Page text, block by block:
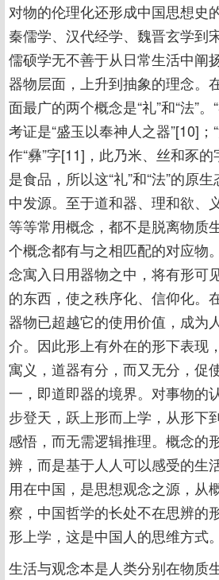
对物的伦理化还形成中国思想史
秦儒学、汉代经学、魏晋玄学到
儒硕学无不善于从日常生活中阐
器物层面，上升到抽象的理念。
面最广的两个概念是“礼”和“法”
考证是“盛玉以奉神人之器”[10]；
作“彝”字[11]，此乃米、丝和豕
是食品，所以这“礼”和“法”的原
中发源。至于道和器、理和欲、
等等常用概念，都不是脱离物质
个概念都有与之相匹配的对应物
念寓入日用器物之中，将有形可
的东西，使之秩序化、信仰化。
器物已超越它的使用价值，成为
介。因此形上有外在的形下表现
寓义，道器有分，而又无分，促
一，即道即器的境界。对事物的
步登天，跃上形而上学，从形下
感悟，而无需逻辑推理。概念的
辨，而是基于人人可以感受的生
用在中国，是思想观念之源，从
察，中国哲学的长处不在思辨的
形上学，这是中国人的思维方式。
生活与观念本是人类分别在物质